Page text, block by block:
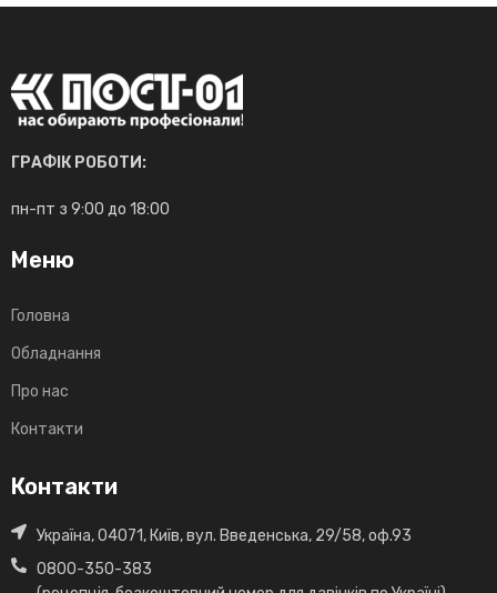
ГРАФІК РОБОТИ:
пн-пт з 9:00 до 18:00
Меню
Головна
Обладнання
Про нас
Контакти
Контакти
Україна, 04071, Київ, вул. Введенська, 29/58, оф.93
0800-350-383